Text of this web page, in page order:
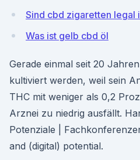
Sind cbd zigaretten legal
Was ist gelb cbd öl
Gerade einmal seit 20
kultiviert werden, weil sein
THC mit weniger als 0,2
Arznei zu niedrig ausfällt.
Potenziale |
and (digital) potential.